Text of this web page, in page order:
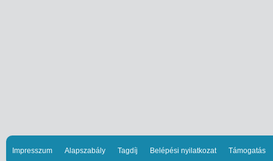
Impresszum Alapszabály Tagdíj Belépési nyilatkozat Támogatás